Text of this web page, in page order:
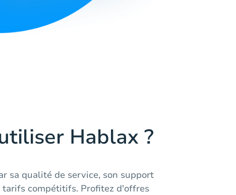
Hablax ?
sa qualité de service, son support
compétitifs. Profitez d'offres